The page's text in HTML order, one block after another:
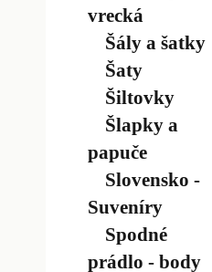
vrecká
Šály a šatky
Šaty
Šiltovky
Šlapky a
papuče
Slovensko -
Suveníry
Spodné
prádlo - body